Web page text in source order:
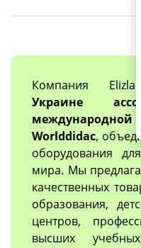
Компания
Украине
Worlddidac,
оборудования
мира. Мы
качественных
образования,
центров,
высших